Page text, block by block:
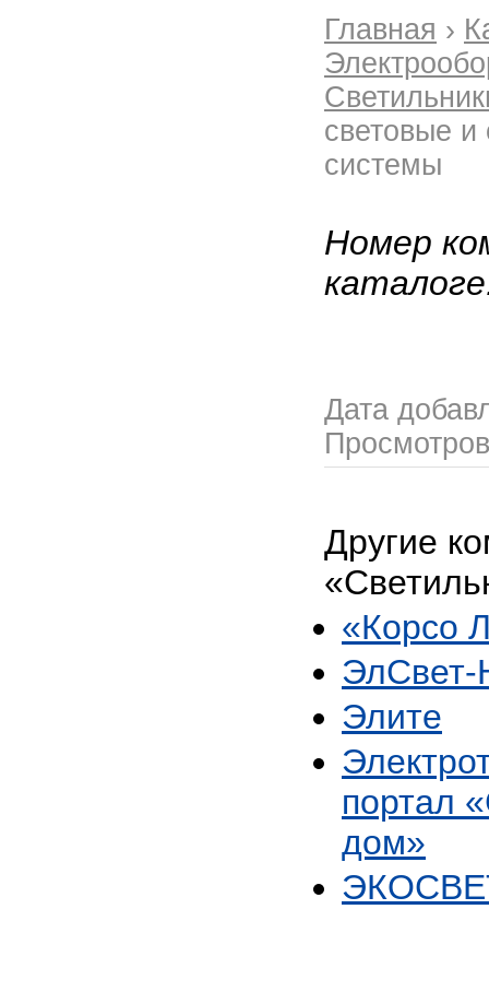
Главная ›
световые и
системы
Номер
Дата
Другие
«Корсо
Элите
портал
дом»